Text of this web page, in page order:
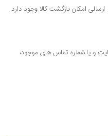
امکان بازگشت کالا وجود دارد.
و یا شماره تماس های موجود،